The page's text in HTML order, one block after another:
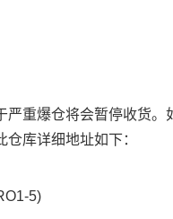
严重爆仓将会暂停收货
库详细地址如下：
5)